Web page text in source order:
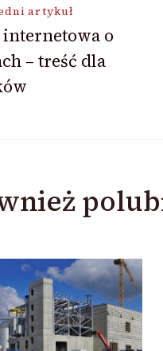
artykuł
internetowa o
– treść dla